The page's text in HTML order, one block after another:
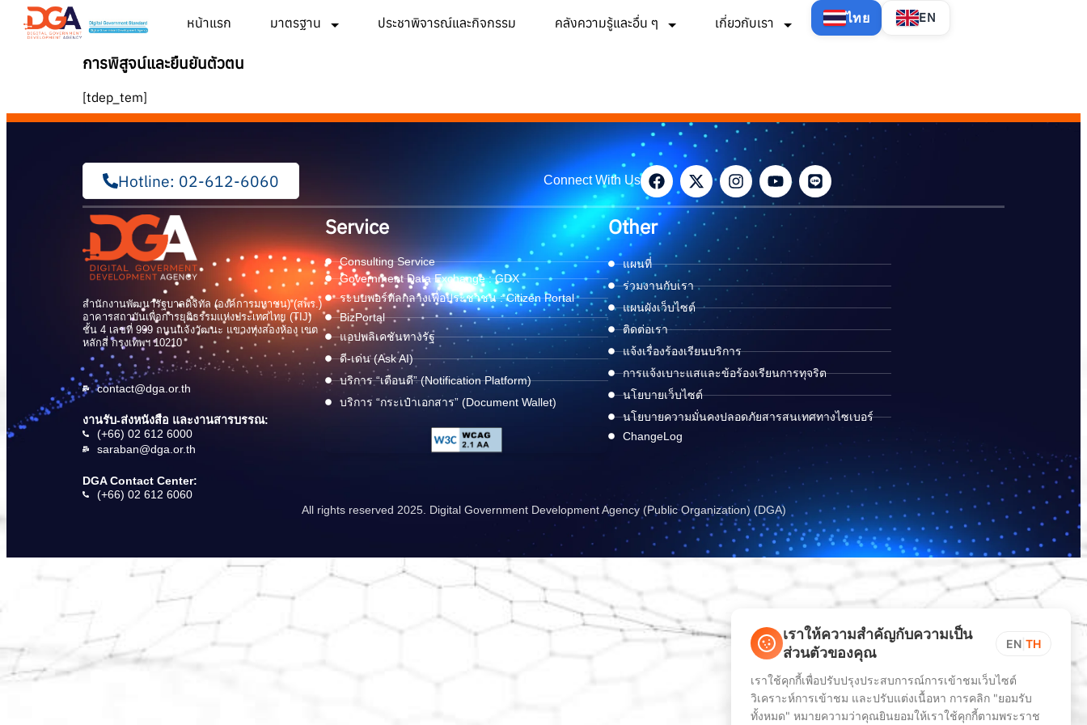
หน้าแรก มาตรฐาน ประชาพิจารณ์และกิจกรรม คลังความรู้และอื่น ๆ เกี่ยวกับเรา ไทย EN
การพิสูจน์และยืนยันตัวตน
[tdep_tem]
Hotline: 02-612-6060 Connect With Us
สำนักงานพัฒนารัฐบาลดิจิทัล (องค์การมหาชน) (สพร.)
อาคารสถาบันเพื่อการยุติธรรมแห่งประเทศไทย (TIJ)
ชั้น 4 เลขที่ 999 ถนนแจ้งวัฒนะ แขวงทุ่งสองห้อง เขต
หลักสี่ กรุงเทพฯ 10210
contact@dga.or.th
งานรับ-ส่งหนังสือ และงานสารบรรณ:
(+66) 02 612 6000
saraban@dga.or.th
DGA Contact Center:
(+66) 02 612 6060
Service
Consulting Service
Government Data Exchange : GDX
ระบบพอร์ทัลกลางเพื่อประชาชน : Citizen Portal
BizPortal
แอปพลิเคชันทางรัฐ
ดี-เด่น (Ask AI)
บริการ “เตือนดี” (Notification Platform)
บริการ “กระเป๋าเอกสาร” (Document Wallet)
Other
แผนที่
ร่วมงานกับเรา
แผนผังเว็บไซต์
ติดต่อเรา
แจ้งเรื่องร้องเรียนบริการ
การแจ้งเบาะแสและข้อร้องเรียนการทุจริต
นโยบายเว็บไซต์
นโยบายความมั่นคงปลอดภัยสารสนเทศทางไซเบอร์
ChangeLog
All rights reserved 2025. Digital Government Development Agency (Public Organization) (DGA)
เราให้ความสำคัญกับความเป็น
ส่วนตัวของคุณ
EN TH
เราใช้คุกกี้เพื่อปรับปรุงประสบการณ์การเข้าชมเว็บไซต์
วิเคราะห์การเข้าชม และปรับแต่งเนื้อหา การคลิก "ยอมรับ
ทั้งหมด" หมายความว่าคุณยินยอมให้เราใช้คุกกี้ตามพระราช